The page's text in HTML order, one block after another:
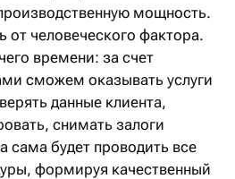
мощность.
от человеческого фактора.
времени: за счет
сможем оказывать услуги
данные клиента,
снимать залоги
сама будет проводить все
формируя качественный